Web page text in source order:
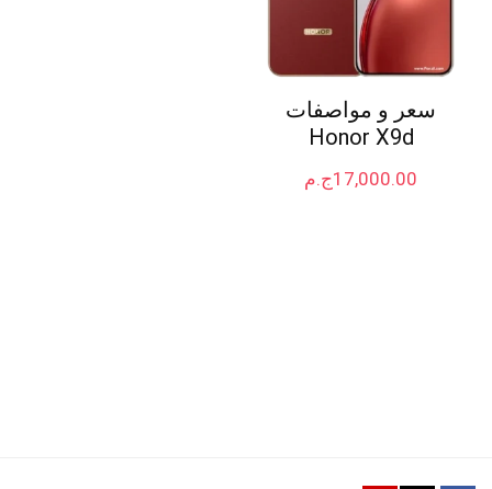
سعر و مواصفات
Honor X9d
ج.م17,000.00